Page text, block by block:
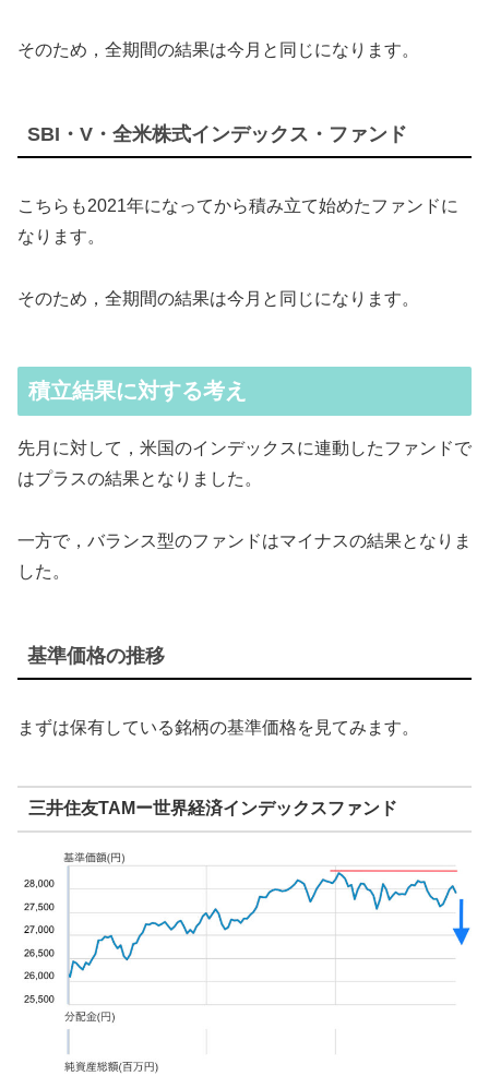
そのため，全期間の結果は今月と同じになります。
SBI・V・全米株式インデックス・ファンド
こちらも2021年になってから積み立て始めたファンドに
なります。
そのため，全期間の結果は今月と同じになります。
積立結果に対する考え
先月に対して，米国のインデックスに連動したファンドで
はプラスの結果となりました。
一方で，バランス型のファンドはマイナスの結果となりま
した。
基準価格の推移
まずは保有している銘柄の基準価格を見てみます。
三井住友TAMー世界経済インデックスファンド